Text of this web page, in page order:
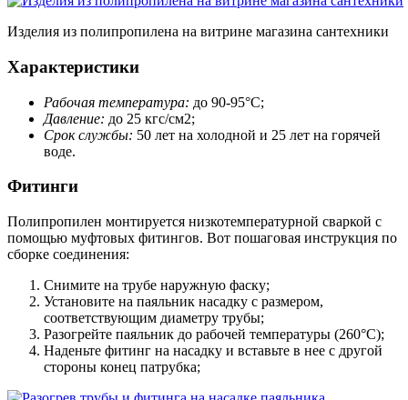
Изделия из полипропилена на витрине магазина сантехники
Характеристики
Рабочая температура: до 90-95°С;
Давление: до 25 кгс/см2;
Срок службы: 50 лет на холодной и 25 лет на горячей
воде.
Фитинги
Полипропилен монтируется низкотемпературной сваркой с
помощью муфтовых фитингов. Вот пошаговая инструкция по
сборке соединения:
Снимите на трубе наружную фаску;
Установите на паяльник насадку с размером,
соответствующим диаметру трубы;
Разогрейте паяльник до рабочей температуры (260°С);
Наденьте фитинг на насадку и вставьте в нее с другой
стороны конец патрубка;